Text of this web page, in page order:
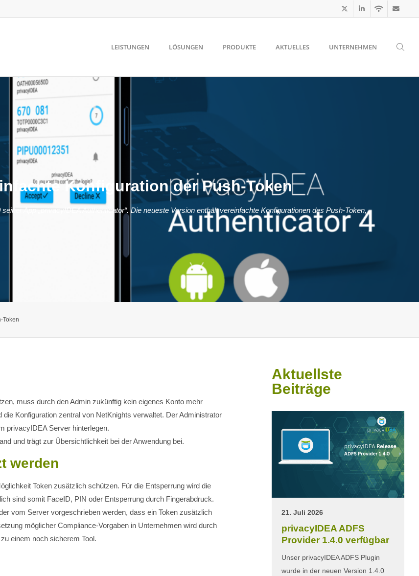
LEISTUNGEN LÖSUNGEN PRODUKTE AKTUELLES UNTERNEHMEN
Konfiguration der Push-Token
App „privacyIDEA Authenticator“. Die neueste Version enthält vereinfachte Konfigurationen des Push-Token,
Token
muss durch den Admin zukünftig kein eigenes Konto mehr
Konfiguration zentral von NetKnights verwaltet. Der Administrator
privacyIDEA Server hinterlegen.
und trägt zur Übersichtlichkeit bei der Anwendung bei.
werden
Token zusätzlich schützen. Für die Entsperrung wird die
sind somit FaceID, PIN oder Entsperrung durch Fingerabdruck.
vom Server vorgeschrieben werden, dass ein Token zusätzlich
möglicher Compliance-Vorgaben in Unternehmen wird durch
einem noch sicherem Tool.
Aktuellste
Beiträge
21. Juli 2026
privacyIDEA ADFS
Provider 1.4.0 verfügbar
Unser privacyIDEA ADFS Plugin
wurde in der neuen Version 1.4.0